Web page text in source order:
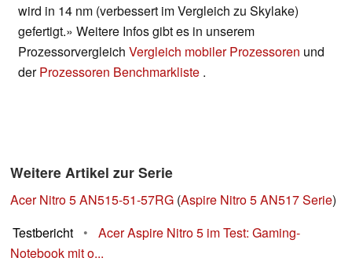
wird in 14 nm (verbessert im Vergleich zu Skylake)
gefertigt.» Weitere Infos gibt es in unserem
Prozessorvergleich Vergleich mobiler Prozessoren und
derProzessoren Benchmarkliste .
Weitere Artikel zur Serie
Acer Nitro 5 AN515-51-57RG (Aspire Nitro 5 AN517 Serie)
Testbericht
•
Acer Aspire Nitro 5 im Test: Gaming-
Notebook mit o...